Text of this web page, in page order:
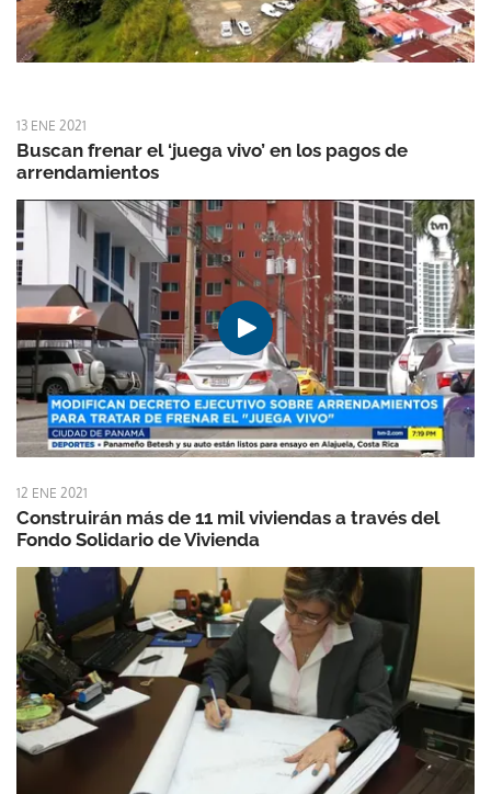
13 ENE 2021
Buscan frenar el ‘juega vivo’ en los pagos de
arrendamientos
12 ENE 2021
Construirán más de 11 mil viviendas a través del
Fondo Solidario de Vivienda